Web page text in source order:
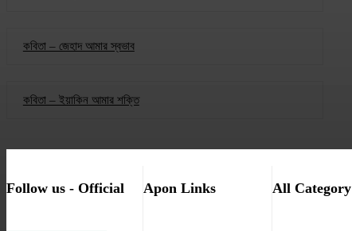
কবিতা – জেহাদ আমার স্বভাব
কবিতা – ইয়াকিন আমার শক্তি
Follow us - Official Apon Links All Category